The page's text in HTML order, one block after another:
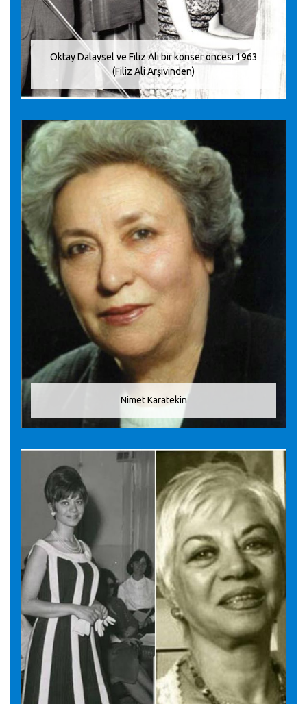
Oktay Dalaysel ve Filiz Ali bir konser öncesi 1963
(Filiz Ali Arşivinden)
Nimet Karatekin